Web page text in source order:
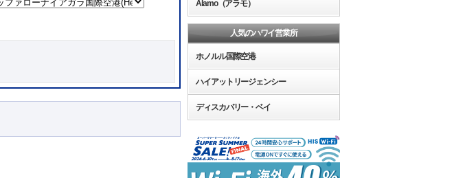
Alamo（アラモ）
人気のハワイ営業所
ホノルル国際空港
ハイアットリージェンシー
ディスカバリー・ベイ